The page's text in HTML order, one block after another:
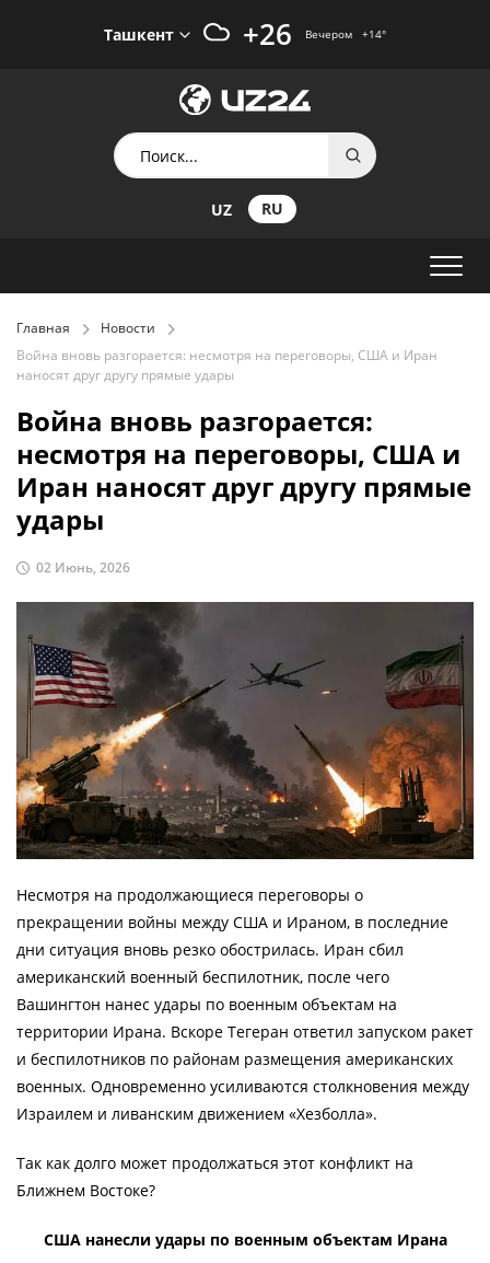
Ташкент +26 Вечером +14°
UZ RU
Главная
Новости
Война вновь разгорается: несмотря на переговоры, США и Иран
наносят друг другу прямые удары
Война вновь разгорается:
несмотря на переговоры, США и
Иран наносят друг другу прямые
удары
02 Июнь, 2026
Несмотря на продолжающиеся переговоры о
прекращении войны между США и Ираном, в последние
дни ситуация вновь резко обострилась. Иран сбил
американский военный беспилотник, после чего
Вашингтон нанес удары по военным объектам на
территории Ирана. Вскоре Тегеран ответил запуском ракет
и беспилотников по районам размещения американских
военных. Одновременно усиливаются столкновения между
Израилем и ливанским движением «Хезболла».
Так как долго может продолжаться этот конфликт на
Ближнем Востоке?
США нанесли удары по военным объектам Ирана